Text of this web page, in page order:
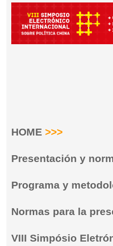
HOME>>>
Presentación y
Programa y
Normas para la
VIII Simpósio